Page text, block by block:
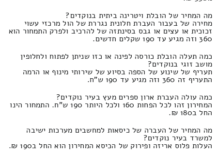
מה המחיר של הובלת ויטרינה ביתית בנוקדים?
מחירה של בעבור העברת חלונית נגררת של הול מרכזי עשוי
זכוכית או עצים או גבס בסינתזה של להרכיב ולפרק התמחור הוא
360 וזה מגיע עד 190 שקלים חדשים.
כמה תעלה הובלת כורסה לפינה או כזו שניתן לפתוח ולחלופין
מושב זוגי בנוקדים?
תעריף של שינוע של הספה בסיוע של שירותי מינוף או הרמה
התעריף זה 360 וזה מגיע עד 190 ש"ח.
כמה עולה העברת ארון ספרים מעץ בעיר נוקדים?
המחירון זהו לכל הפחות 160 ולכל היותר 190 ש"ח. התמחור הינו
החל ב180 ₪.
מה המחיר של העברה של כיסאות למחשבים מערכות ישיבה
למשרד בעיר נוקדים?
העלות פלוס אריזה ופירוק של הכיסא המחירון הוא החל ב190 ₪.